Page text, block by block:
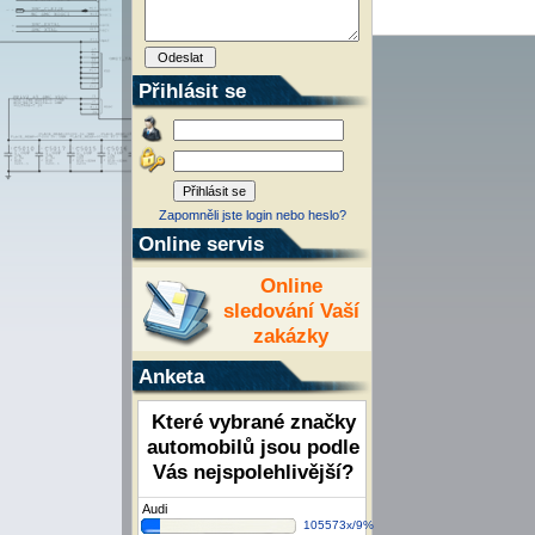
Přihlásit se
Zapomněli jste login nebo heslo?
Online servis
Online
sledování Vaší
zakázky
Anketa
Které vybrané značky
automobilů jsou podle
Vás nejspolehlivější?
Audi
105573x/9%